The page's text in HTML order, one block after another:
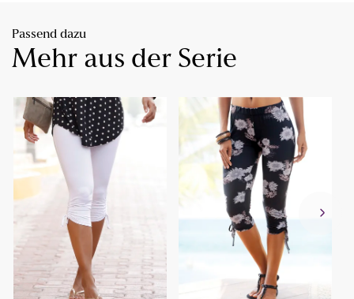
Passend dazu
Mehr aus der Serie